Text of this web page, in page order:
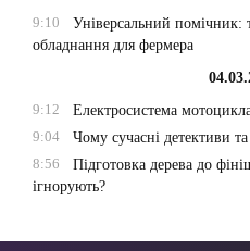
9:10
Універсальний помічник:
обладнання для фермера
9:12
Електросистема
9:04
Чому сучасні детективи
8:56
Підготовка дерева до
ігнорують?